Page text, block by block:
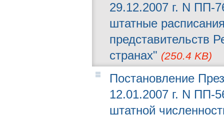
29.12.2007 г. N ПП-
штатные
представительств
странах" (250.4 KB)
Постановление
12.01.2007 г. N ПП-
штатной